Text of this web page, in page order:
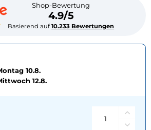
Shop-Bewertung
4.9/5
Basierend auf10.233 Bewertungen
10.8.
12.8.